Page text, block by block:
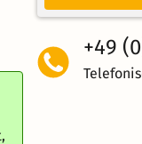
+49